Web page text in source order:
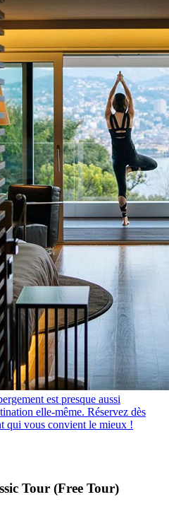
est presque aussi
elle-même. Réservez dès
qui vous convient le mieux !
Tour (Free Tour)